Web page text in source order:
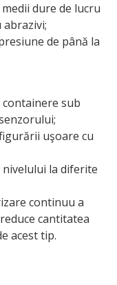
dure de lucru
abrazivi;
de până la
sub
uşoare cu
nivelului la diferite
continuu a
cantitatea
acest tip.